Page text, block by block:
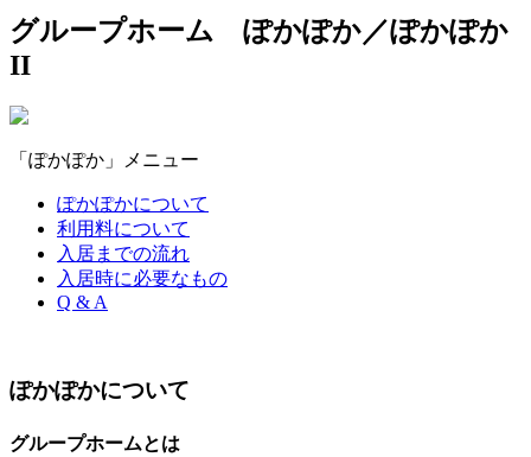
グループホーム ぽかぽか／ぽかぽか
II
「ぽかぽか」メニュー
ぽかぽかについて
利用料について
入居までの流れ
入居時に必要なもの
Q & A
ぽかぽかについて
グループホームとは